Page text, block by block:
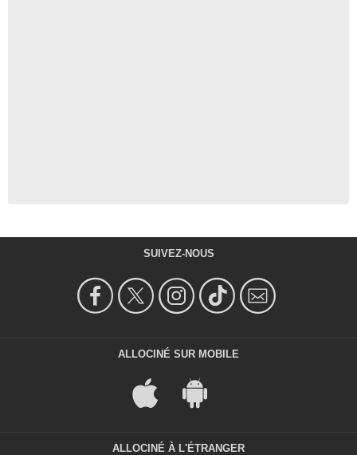
SUIVEZ-NOUS
ALLOCINÉ SUR MOBILE
ALLOCINÉ À L'ÉTRANGER